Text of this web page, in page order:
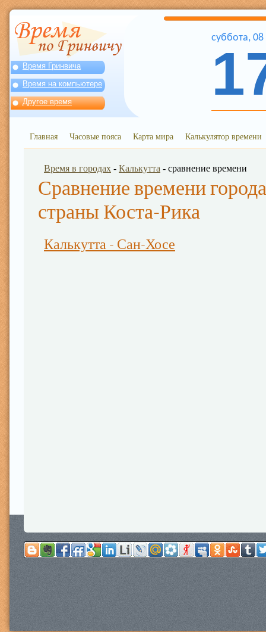
Время Гринвича
Время на компьютере
Другое время
суббота, 08
Главная Часовые пояса Карта мира Калькулятор времени
Время в городах - Калькутта - сравнение времени
Сравнение времени
страны Коста-Рика
Калькутта - Сан-Хосе